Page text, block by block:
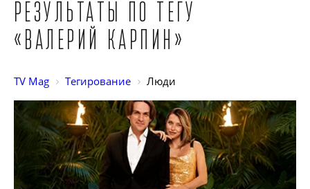
Результаты по тегу
«Валерий Карпин»
TV Mag Тегирование Люди